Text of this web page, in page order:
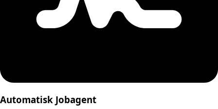
Automatisk Jobagent